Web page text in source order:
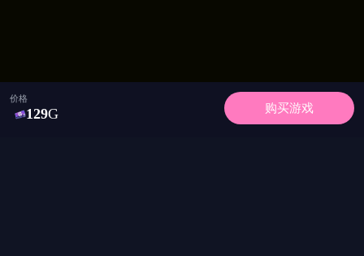
价格
129G 购买游戏